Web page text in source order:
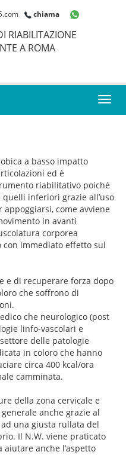
chiama
RIABILITAZIONE
A ROMA
a basso impatto
ed è
riabilitativo poiché
inferiori grazie all’uso
come avviene
in avanti
corporea
immediato effetto sul
e di recuperare forza dopo
che soffrono di
che neurologico (post
linfo-vascolari e
delle patologie
in coloro che hanno
circa 400 kcal/ora
camminata.
della zona cervicale e
anche grazie al
una giusta rullata del
Il N.W. viene praticato
aiutare anche l’aspetto